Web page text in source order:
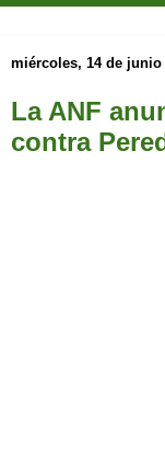
miércoles, 14 de junio
La ANF
contra